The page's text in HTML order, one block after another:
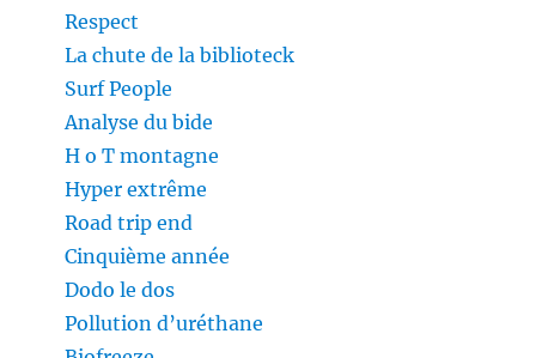
Respect
La chute de la biblioteck
Surf People
Analyse du bide
H o T montagne
Hyper extrême
Road trip end
Cinquième année
Dodo le dos
Pollution d’uréthane